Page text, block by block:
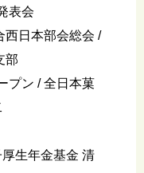
表会
日本部会総会 /
部
プン / 全日本菓
生年金基金 清